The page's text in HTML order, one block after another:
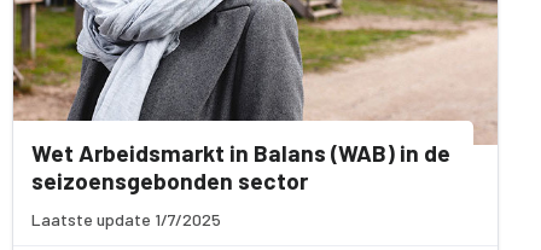
Wet Arbeidsmarkt in Balans (WAB) in de
seizoensgebonden sector
Laatste update 1/7/2025